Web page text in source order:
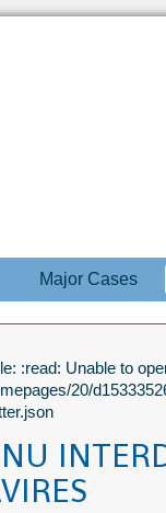
Major Cases
:read: Unable to
20/